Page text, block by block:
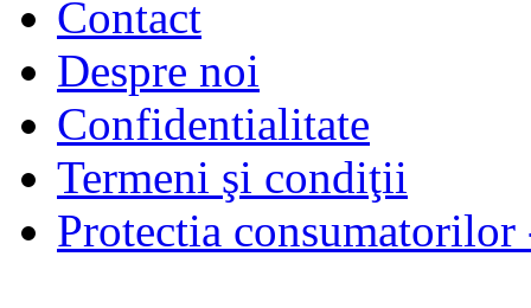
Contact
Despre noi
Confidentialitate
Termeni şi condiţii
Protectia